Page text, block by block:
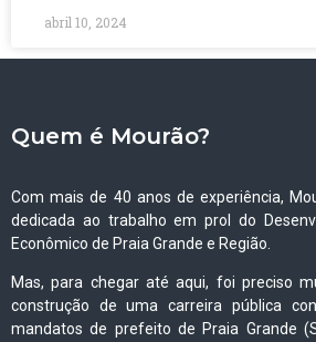
abril 10, 2024
Quem é Mourão?
Com mais de 40 anos de experiência,
dedicada ao trabalho em prol do
Econômico de Praia Grande e Região.
Mas, para chegar até aqui, foi preciso
construção de uma carreira pública
mandatos de prefeito de Praia Grande